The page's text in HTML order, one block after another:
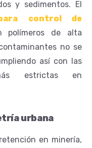
y sedimentos. El
para control de
polímeros de alta
no se
así con las
estrictas en
urbana
en minería,